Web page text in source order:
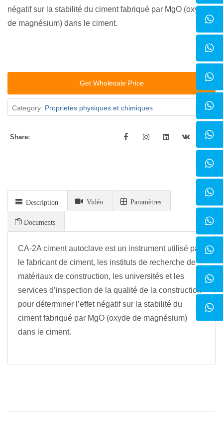
négatif sur la stabilité du ciment fabriqué par MgO (oxyde
de magnésium) dans le ciment.
Get Wholesale Price
Category: Proprietes physiques et chimiques
Share:
Description Vidéo Paramètres
Documents
CA-2A ciment autoclave est un instrument utilisé par
le fabricant de ciment, les instituts de recherche de
matériaux de construction, les universités et les
services d’inspection de la qualité de la construction
pour déterminer l’effet négatif sur la stabilité du
ciment fabriqué par MgO (oxyde de magnésium)
dans le ciment.